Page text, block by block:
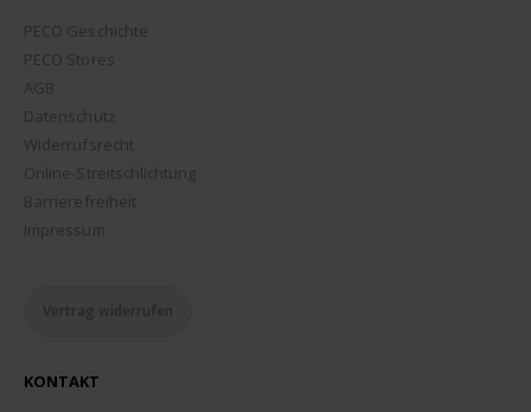
PECO Geschichte
PECO Stores
AGB
Datenschutz
Widerrufsrecht
Online-Streitschlichtung
Barrierefreiheit
Impressum
Vertrag widerrufen
KONTAKT